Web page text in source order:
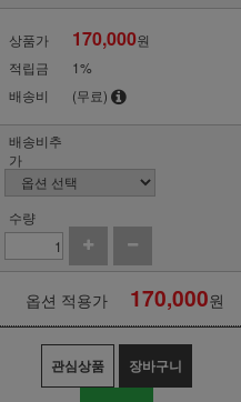
상품가 170,000원
적립금
1%
배송비
(무료)
배송비추
가
수량
옵션 적용가 170,000원
관심상품 장바구니